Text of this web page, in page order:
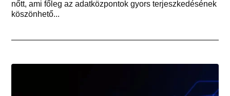
nőtt, ami főleg az adatközpontok gyors terjeszkedésének
köszönhető...